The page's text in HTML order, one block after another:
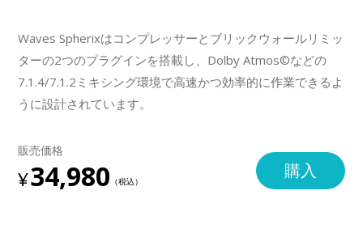
Waves Spherixはコンプレッサーとブリックウォールリミッ
ターの2つのプラグインを搭載し、Dolby Atmos©などの
7.1.4/7.1.2ミキシング環境で高速かつ効率的に作業できるよ
うに設計されています。
販売価格
34,980 購入